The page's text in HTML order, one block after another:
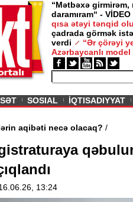
“Mətbəxə girmirəm,
daramıram“ - VİDEO
qısa ətəyi tənqid
çadrada görmək
verdi
“Ər çörəyi
Azərbaycanlı model
SOSIAL İQTISADIYYAT
aqibəti necə olacaq?
13:24